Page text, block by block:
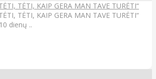
TĖTI, KAIP GERA MAN TAVE TURĖTI“
TĖTI, KAIP GERA MAN TAVE TURĖTI“
dienų ..